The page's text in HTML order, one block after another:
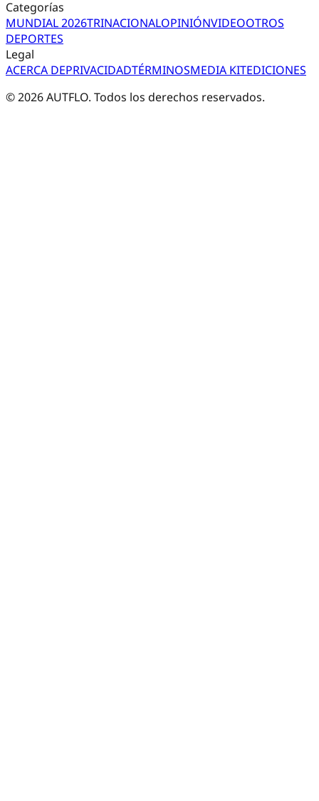
Categorías
MUNDIAL 2026TRINACIONALOPINIÓNVIDEOOTROS
DEPORTES
Legal
ACERCA DEPRIVACIDADTÉRMINOSMEDIA KITEDICIONES
©2026AUTFLO. Todos los derechos reservados.